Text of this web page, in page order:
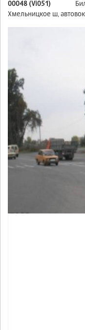
00048 (Vi051)
Хмельницкое ш,